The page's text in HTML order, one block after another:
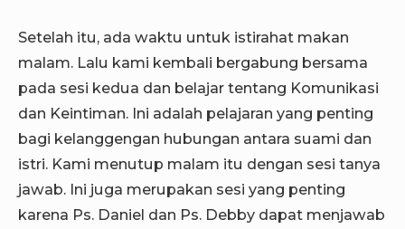
Setelah itu, ada waktu untuk istirahat makan
malam. Lalu kami kembali bergabung bersama
pada sesi kedua dan belajar tentang Komunikasi
dan Keintiman. Ini adalah pelajaran yang penting
bagi kelanggengan hubungan antara suami dan
istri. Kami menutup malam itu dengan sesi tanya
jawab. Ini juga merupakan sesi yang penting
karena Ps. Daniel dan Ps. Debby dapat menjawab